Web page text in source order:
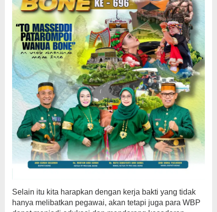
Selain itu kita harapkan dengan kerja bakti yang tidak
hanya melibatkan pegawai, akan tetapi juga para WBP